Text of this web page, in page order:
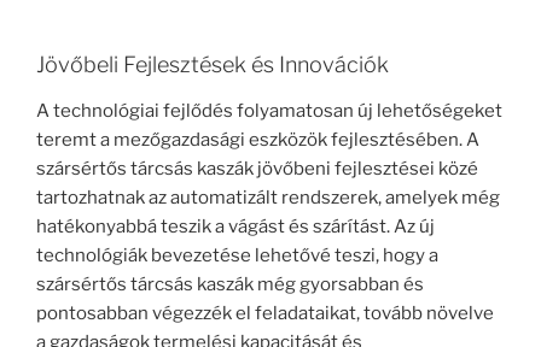
Jövőbeli Fejlesztések és Innovációk
A technológiai fejlődés folyamatosan új lehetőségeket
teremt a mezőgazdasági eszközök fejlesztésében. A
szársértős tárcsás kaszák jövőbeni fejlesztései közé
tartozhatnak az automatizált rendszerek, amelyek még
hatékonyabbá teszik a vágást és szárítást. Az új
technológiák bevezetése lehetővé teszi, hogy a
szársértős tárcsás kaszák még gyorsabban és
pontosabban végezzék el feladataikat, tovább növelve
a gazdaságok termelési kapacitását és